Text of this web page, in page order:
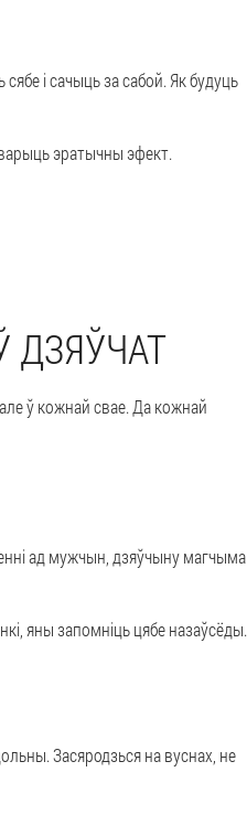
і сачыць за сабой. Як будуць
эратычны эфект.
ДЗЯЎЧАТ
ў кожнай свае. Да кожнай
ад мужчын, дзяўчыну магчыма
яны запомніць цябе назаўсёды.
Засяродзься на вуснах, не